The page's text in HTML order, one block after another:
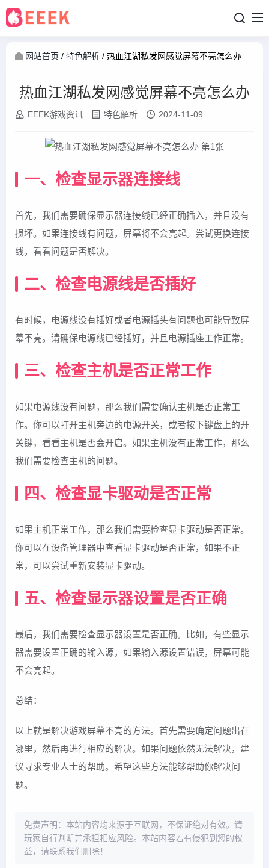
网站首页 / 特色解析 / 热血江湖私发网感觉屏幕不亮怎么办
热血江湖私发网感觉屏幕不亮怎么办
EEEK游戏资讯 特色解析 2024-11-09
一、检查显示器连接线
首先，我们需要确保显示器连接线已经正确插入，并且没有
损坏。如果连接线有问题，屏幕将不会亮起。尝试更换连接
线，看看问题是否解决。
二、检查电源线是否插好
有时候，电源线没有插好或者电源插头有问题也可能导致屏
幕不亮。请确保电源线已经插好，并且电源插座工作正常。
三、检查主机是否正常工作
如果电源线没有问题，那么我们需要确认主机是否正常工
作。你可以打开主机旁边的电源开关，或者按下键盘上的开
关键，看看主机是否会开启。如果主机没有正常工作，那么
我们需要检查主机的问题。
四、检查显卡驱动是否正常
如果主机正常工作，那么我们需要检查显卡驱动是否正常。
你可以在设备管理器中查看显卡驱动是否正常，如果不正
常，可以尝试重新安装显卡驱动。
五、检查显示器设置是否正确
最后，我们需要检查显示器设置是否正确。比如，有些显示
器需要设置正确的输入源，如果输入源设置错误，屏幕可能
不会亮起。
总结：
以上就是解决游戏屏幕不亮的方法。首先需要确定问题出在
哪里，然后再进行相应的解决。如果问题依然无法解决，建
议寻求专业人士的帮助。希望这些方法能够帮助你解决问
题。
免责声明：本站内容均来源于互联网，不保证绝对有效。请
玩家自行判断并承担相应风险。本站内容若有侵犯到您的权
益，请联系我们删除！